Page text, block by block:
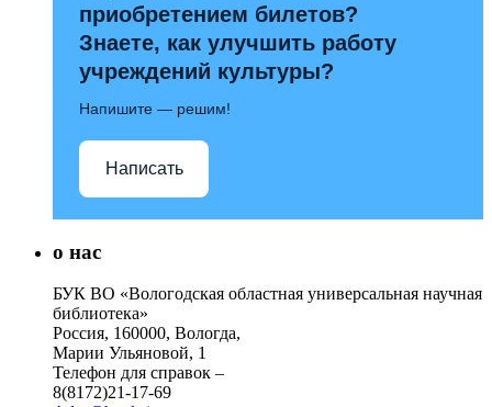
приобретением билетов?
Знаете, как улучшить работу
учреждений культуры?
Напишите — решим!
Написать
о нас
БУК ВО «Вологодская областная универсальная научная
библиотека»
Россия, 160000, Вологда,
Марии Ульяновой, 1
Телефон для справок –
8(8172)21-17-69